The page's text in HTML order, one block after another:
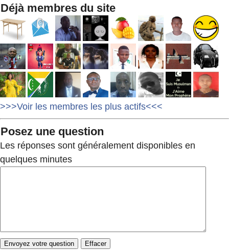
Déjà membres du site
>>>Voir les membres les plus actifs<<<
Posez une question
Les réponses sont généralement disponibles en
quelques minutes